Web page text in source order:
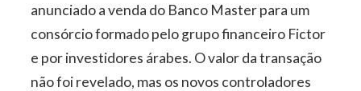
anunciado a venda do Banco Master para um
consórcio formado pelo grupo financeiro Fictor
e por investidores árabes. O valor da transação
não foi revelado, mas os novos controladores